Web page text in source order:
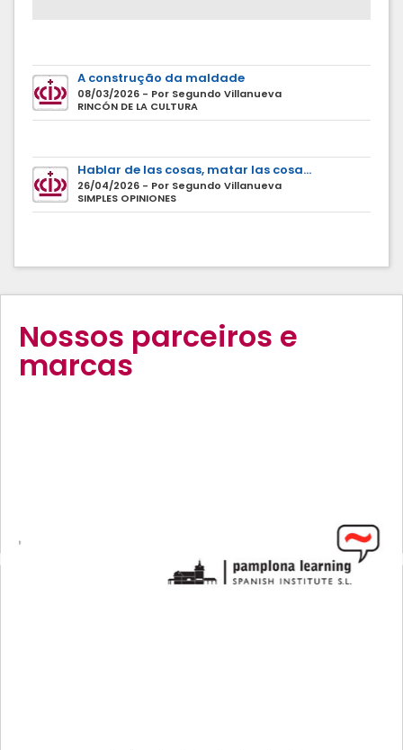
A construção da maldade
08/03/2026 - Por Segundo Villanueva
RINCÓN DE LA CULTURA
Hablar de las cosas, matar las cosa...
26/04/2026 - Por Segundo Villanueva
SIMPLES OPINIONES
Nossos parceiros e
marcas